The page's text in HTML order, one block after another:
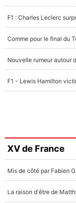
XV de France